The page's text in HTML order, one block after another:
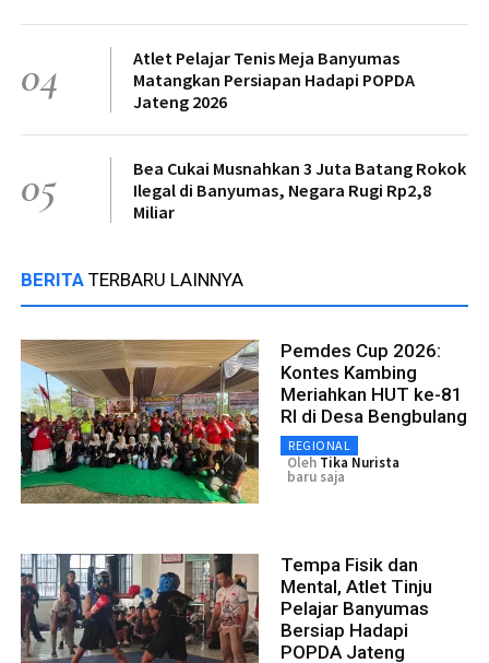
04
Atlet Pelajar Tenis Meja Banyumas
Matangkan Persiapan Hadapi POPDA
Jateng 2026
05
Bea Cukai Musnahkan 3 Juta Batang Rokok
Ilegal di Banyumas, Negara Rugi Rp2,8
Miliar
BERITA TERBARU LAINNYA
Pemdes Cup 2026:
Kontes Kambing
Meriahkan HUT ke-81
RI di Desa Bengbulang
REGIONAL
Oleh Tika Nurista
baru saja
Tempa Fisik dan
Mental, Atlet Tinju
Pelajar Banyumas
Bersiap Hadapi
POPDA Jateng